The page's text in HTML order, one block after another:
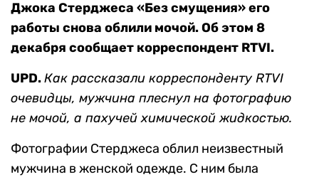
Джока Стерджеса «Без смущения» его
работы снова облили мочой. Об этом 8
декабря сообщает корреспондент RTVI.
UPD.Как рассказали корреспонденту RTVI
очевидцы, мужчина плеснул на фотографию
не мочой, а пахучей химической жидкостью.
Фотографии Стерджеса облил неизвестный
мужчина в женской одежде. С ним была